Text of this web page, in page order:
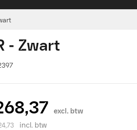
- Zwart
excl. btw
incl. btw